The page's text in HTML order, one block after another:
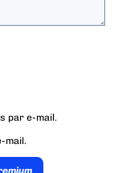
par e-mail.
mail.